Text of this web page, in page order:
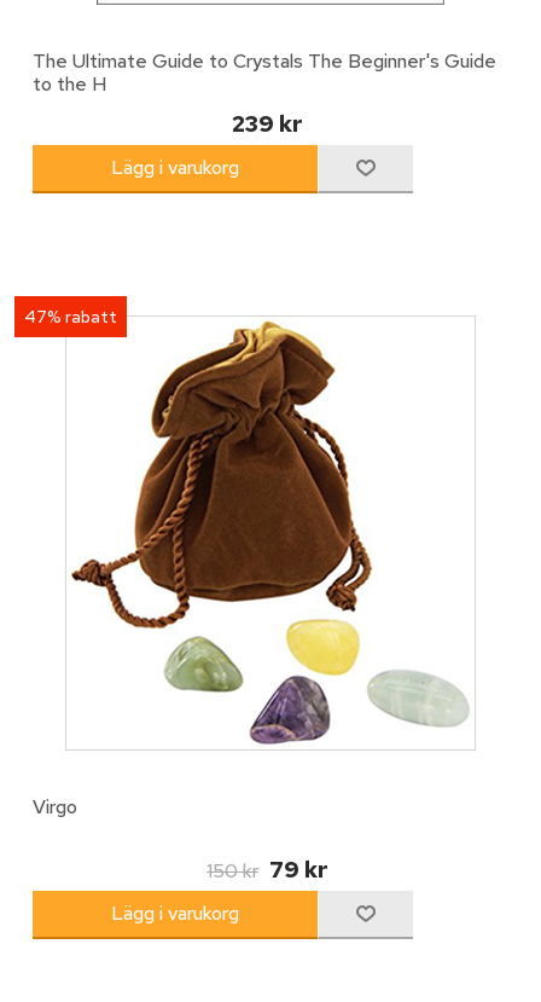
The Ultimate Guide to Crystals The Beginner's Guide
to the H
239 kr
47% rabatt
Virgo
150 kr 79 kr